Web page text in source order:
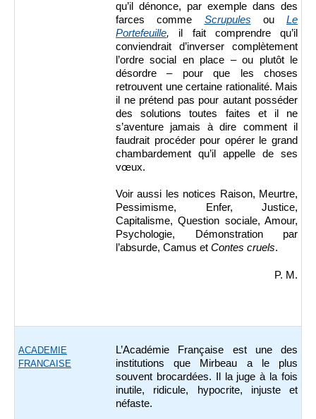
qu’il dénonce, par exemple dans des
farces comme Scrupules ou Le
Portefeuille, il fait comprendre qu’il
conviendrait d’inverser complètement
l’ordre social en place – ou plutôt le
désordre – pour que les choses
retrouvent une certaine rationalité. Mais
il ne prétend pas pour autant posséder
des solutions toutes faites et il ne
s’aventure jamais à dire comment il
faudrait procéder pour opérer le grand
chambardement qu’il appelle de ses
vœux.
Voir aussi les notices Raison, Meurtre,
Pessimisme, Enfer, Justice,
Capitalisme, Question sociale, Amour,
Psychologie, Démonstration par
l’absurde, Camus et Contes cruels.
P. M.
ACADEMIE
FRANCAISE
L’Académie Française est une des
institutions que Mirbeau a le plus
souvent brocardées. Il la juge à la fois
inutile, ridicule, hypocrite, injuste et
néfaste.